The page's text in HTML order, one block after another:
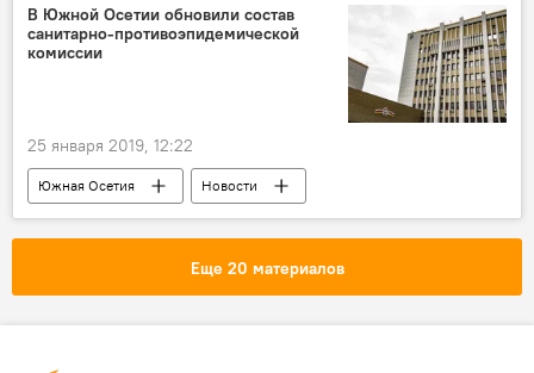
В Южной Осетии обновили состав
санитарно-противоэпидемической
комиссии
25 января 2019, 12:22
Южная Осетия Новости
Еще 20 материалов